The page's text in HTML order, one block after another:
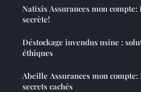
Natixis Assurances mon compte:
secrète!
Déstockage invendus usine :
éthiques
Abeille Assurances mon compte:
secrets cachés